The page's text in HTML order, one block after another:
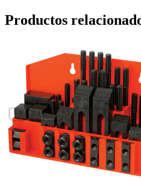
Productos